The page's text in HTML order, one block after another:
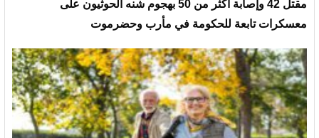
مقتل 42 وإصابة أكثر من 50 بهجوم شنه الحوثيون على
معسكرات تابعة للحكومة في مأرب وحضرموت